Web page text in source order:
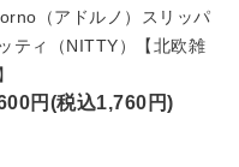
（アドルノ）スリッパ
ティ（NITTY）【北欧雑
円(税込1,760円)